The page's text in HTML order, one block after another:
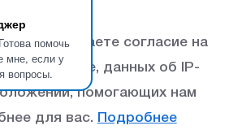
помочь
мне, если у
вопросы.
магазин ООО
40702810360000102415 в
№5230 ПАО Сбербанк,
Cookie
сайт, вы даете согласие на
cookie, данных об IP-
помогающих нам
для вас. Подробнее